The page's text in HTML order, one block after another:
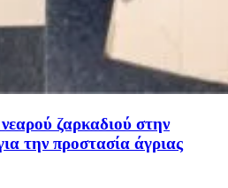
ζαρκαδιού στην
την προστασία άγριας